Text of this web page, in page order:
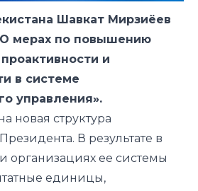
Шавкат Мирзиёев
мерах по повышению
и
в системе
управления».
новая структура
В результате в
ее системы
единицы,